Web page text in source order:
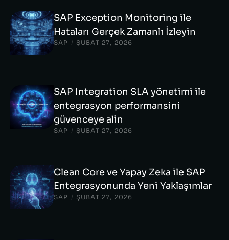
SAP Exception Monitoring ile
Hataları Gerçek Zamanlı İzleyin
SAP / ŞUBAT 27, 2026
SAP Integration SLA yönetimi ile
entegrasyon performansini
güvenceye alin
SAP / ŞUBAT 27, 2026
Clean Core ve Yapay Zeka ile SAP
Entegrasyonunda Yeni Yaklaşımlar
SAP / ŞUBAT 27, 2026